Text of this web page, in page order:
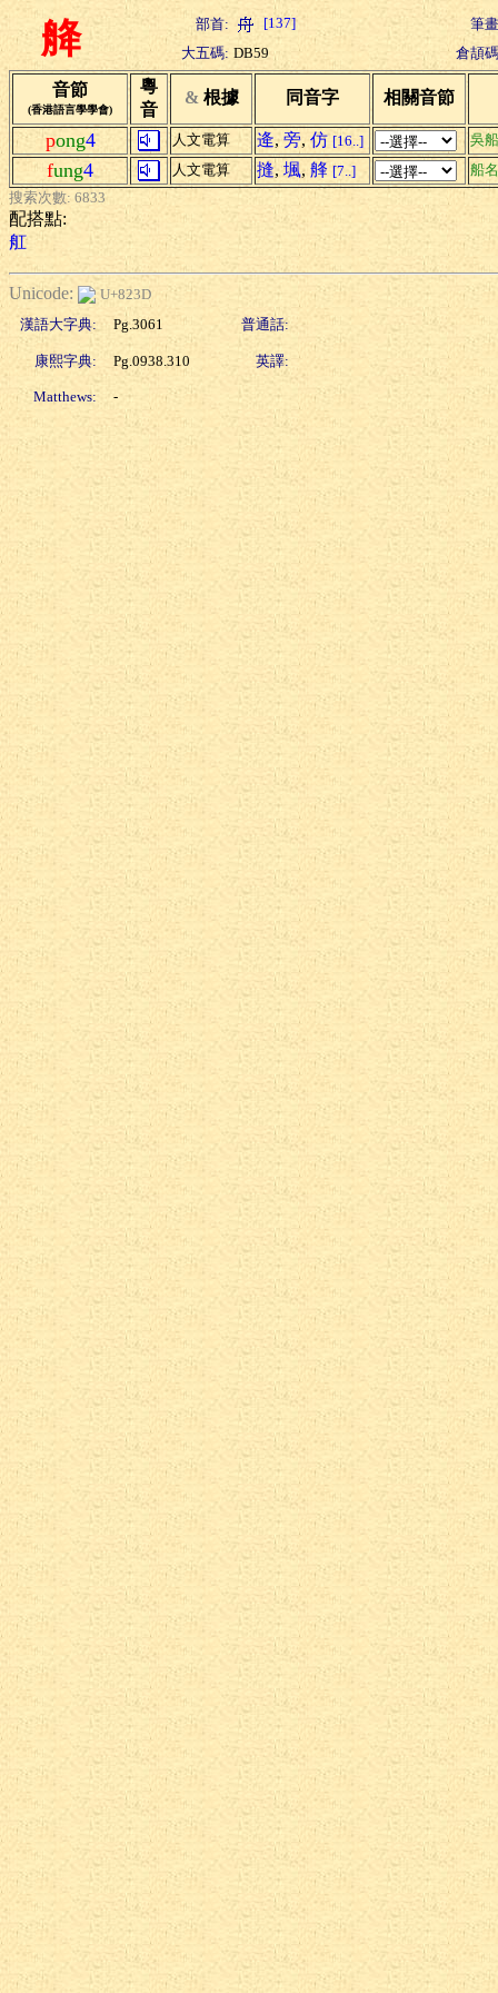
舽 部首: [137]
筆
大五碼: DB59 倉頡
音節
(香港語言學學會)
粵
音
& 根據 同音字 相關音節
pong4 人文電算 逄, 旁, 仿 [16..] 吳
fung4 人文電算 摓, 堸, 艂 [7..]
船名
搜索次數: 6833
配搭點:
舡
Unicode:
U+823D
漢語大字典:
Pg.3061 普通話:
康熙字典: Pg.0938.310 英譯:
Matthews: -